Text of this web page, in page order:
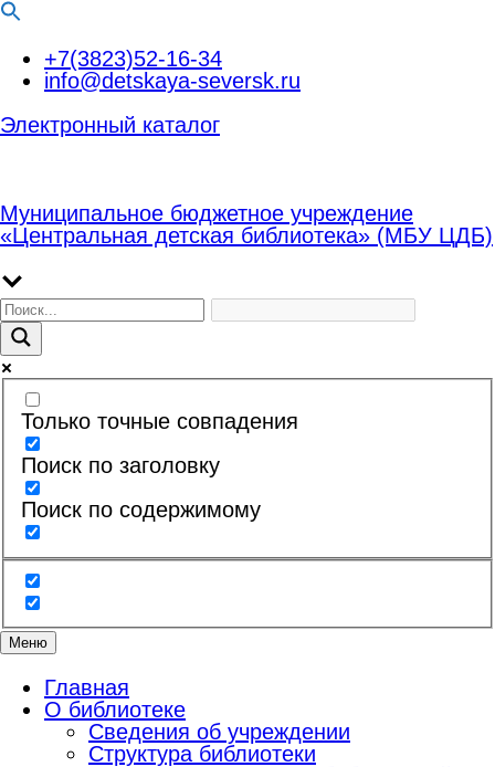
Перейти+7(3823)52-16-34
info@detskaya-seversk.ru
Электронный каталог
Муниципальное бюджетное учреждение
«Центральная детская библиотека» (МБУ ЦДБ)
Только точные совпадения
Поиск по заголовку
Поиск по содержимому
Меню
Главная
О библиотеке
Сведения об учреждении
Структура библиотеки